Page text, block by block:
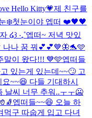
Hello Kitty💗제 친구를
❄️첫눈이야 엡떠 ❤️🖤🖤
໒꒱ ‧₊˚엡떠~ 저녁 맛있
나나 꿈 꿔💕💕💙🦋🐬🩵
말이 왔다!!! 💙🩵엡떠들
있는게 있는데~~🙄 고
~~😆 다들 기대하시
날씨 너무 추워..ㅜㅜ🥶
엡떠들~~😆 오늘 하
먹구 따숩게 입고 다녀